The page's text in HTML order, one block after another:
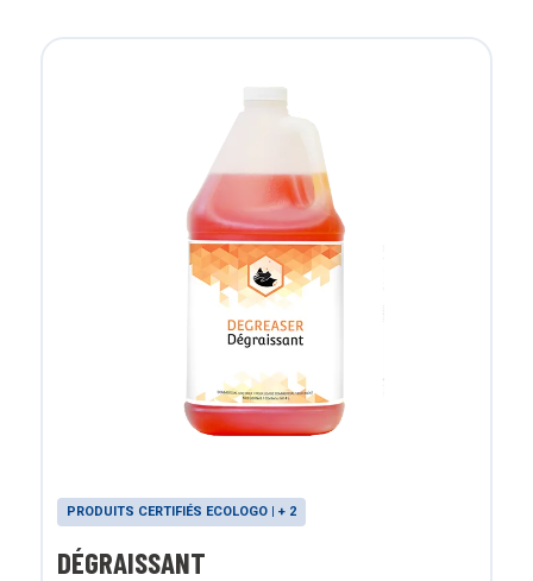
PRODUITS CERTIFIÉS ECOLOGO | + 2
DÉGRAISSANT